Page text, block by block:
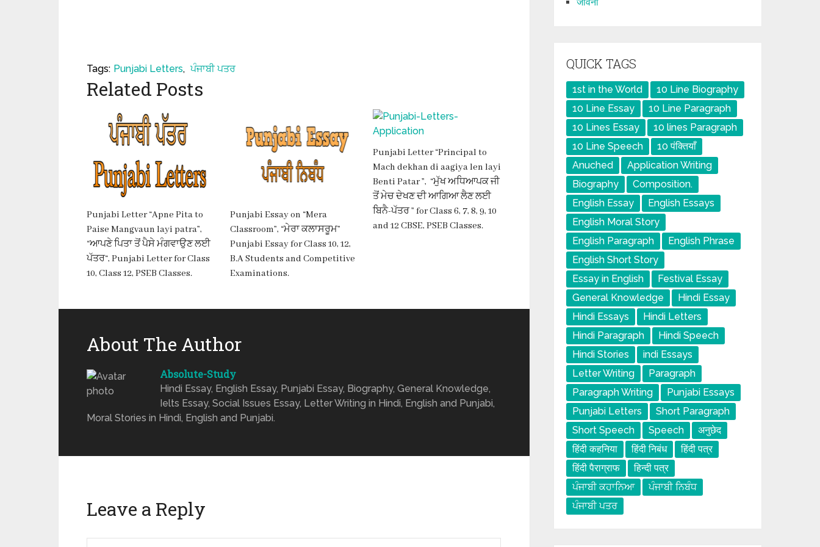
Tags: Punjabi Letters, ਪੰਜਾਬੀ ਪਤਰ
Related Posts
Punjabi Letter “Apne Pita to
Paise Mangvaun layi patra”,
“ਆਪਣੇ ਪਿਤਾ ਤੋਂ ਪੈਸੇ ਮੰਗਵਾਉਣ ਲਈ
ਪੱਤਰ“, Punjabi Letter for Class
10, Class 12, PSEB Classes.
Punjabi Essay on “Mera
Classroom”, “ਮੇਰਾ ਕਲਾਸਰੂਮ”
Punjabi Essay for Class 10, 12,
B.A Students and Competitive
Examinations.
Punjabi Letter “Principal to
Mach dekhan di aagiya len layi
Benti Patar ”, “ਮੁੱਖ ਅਧਿਆਪਕ ਜੀ
ਤੋਂ ਮੇਚ ਦੇਖਣ ਦੀ ਆਗਿਆ ਲੈਣ ਲਈ
ਬਿਨੈ-ਪੱਤਰ ” for Class 6, 7, 8, 9, 10
and 12 CBSE, PSEB Classes.
About The Author
Absolute-Study
Hindi Essay, English Essay, Punjabi Essay, Biography, General Knowledge,
Ielts Essay, Social Issues Essay, Letter Writing in Hindi, English and Punjabi,
Moral Stories in Hindi, English and Punjabi.
Leave a Reply
QUICK TAGS
1st in the World
10 Line Biography
10 Line Essay
10 Line Paragraph
10 Lines Essay
10 lines Paragraph
10 Line Speech
10 पंक्तियाँ
Anuched
Application Writing
Biography
Composition.
English Essay
English Essays
English Moral Story
English Paragraph
English Phrase
English Short Story
Essay in English
Festival Essay
General Knowledge
Hindi Essay
Hindi Essays
Hindi Letters
Hindi Paragraph
Hindi Speech
Hindi Stories
indi Essays
Letter Writing
Paragraph
Paragraph Writing
Punjabi Essays
Punjabi Letters
Short Paragraph
Short Speech
Speech
अनुछेद
हिंदी कहनिया
हिंदी निबंध
हिंदी पत्र
हिंदी पैराग्राफ
हिन्दी पत्र
ਪੰਜਾਬੀ ਕਹਾਨਿਆ
ਪੰਜਾਬੀ ਨਿਬੰਧ
ਪੰਜਾਬੀ ਪਤਰ